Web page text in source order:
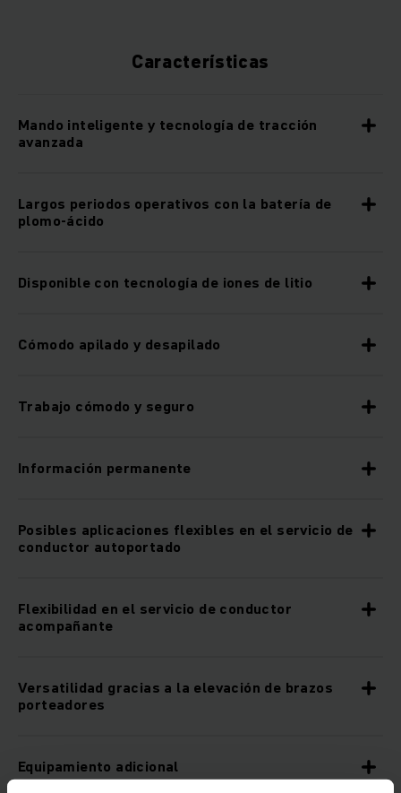
Características
Mando inteligente y tecnología de tracción
avanzada
Largos periodos operativos con la batería de
plomo-ácido
Disponible con tecnología de iones de litio
Cómodo apilado y desapilado
Trabajo cómodo y seguro
Información permanente
Posibles aplicaciones flexibles en el servicio de
conductor autoportado
Flexibilidad en el servicio de conductor
acompañante
Versatilidad gracias a la elevación de brazos
porteadores
Equipamiento adicional